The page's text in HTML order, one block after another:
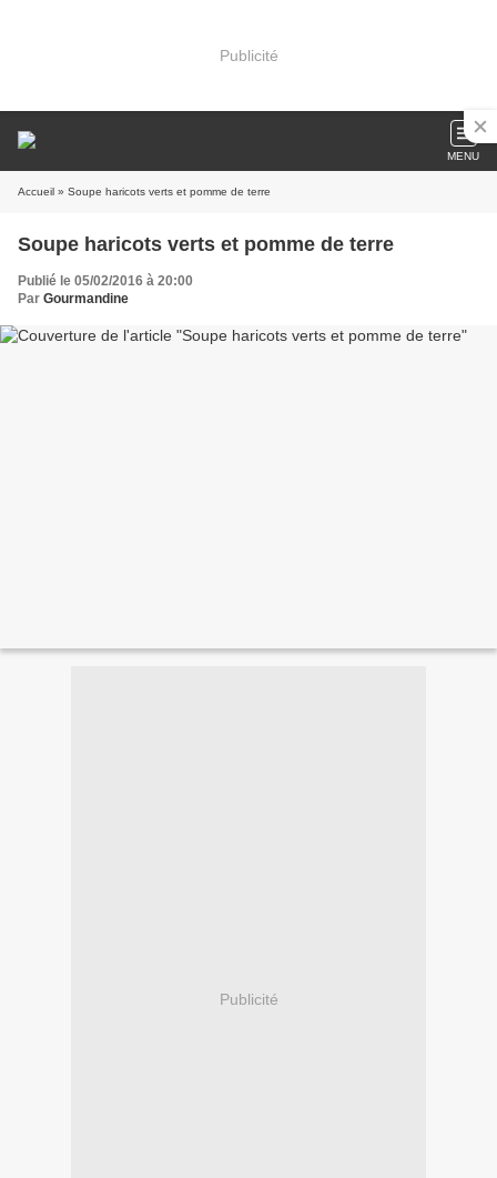
Publicité
MENU
Accueil » Soupe haricots verts et pomme de terre
Soupe haricots verts et pomme de terre
Publié le 05/02/2016 à 20:00
Par Gourmandine
Publicité